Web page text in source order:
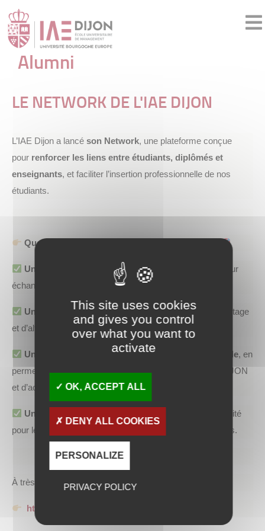
Alumni
LE NETWORK DE L'IAE DIJON
L’IAE Dijon a lancé son Network, une plateforme conçue
pour renforcer les liens entre étudiants, diplômés et
enseignants, et faciliter l’insertion professionnelle de nos
étudiants.
Quels bénéfices pour nos étudiants et alumni ?
Un réseau dynamique entre alumni et étudiants
pour
échanger et partager vos expériences.
Un Career Center regroupant, en plus des offres de stage
et d’alternance, des offres d’emploi.
Un espace pour favoriser l’insertion professionnelle, en
permettant aux alumni de rester en contact avec l’IAE DIJON
et d’accompagner les nouvelles générations.
Une ouverture vers l’enseignement
, avec la possibilité
pour les anciens étudiants d’intervenir dans les formations.
À très bientôt sur le Network de l’IAE Dijon !
https://network-iaedijon.ube.fr
This site uses cookies
and gives you control
over what you want to
activate
OK, ACCEPT ALL
DENY ALL COOKIES
PERSONALIZE
PRIVACY POLICY